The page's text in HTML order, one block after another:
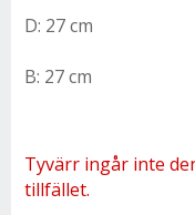
D: 27 cm
B: 27 cm
Tyvärr ingår inte
tillfället.